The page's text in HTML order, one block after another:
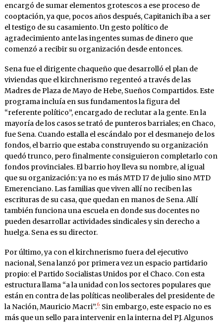
encargó de sumar elementos grotescos a ese proceso de
cooptación, ya que, pocos años después, Capitanich iba a ser
el testigo de su casamiento. Un gesto político de
agradecimiento ante las ingentes sumas de dinero que
comenzó a recibir su organización desde entonces.
Sena fue el dirigente chaqueño que desarrolló el plan de
viviendas que el kirchnerismo regenteó a través de las
Madres de Plaza de Mayo de Hebe, Sueños Compartidos. Este
programa incluía en sus fundamentos la figura del
“referente político”, encargado de reclutar a la gente. En la
mayoría de los casos se trató de punteros barriales; en Chaco,
fue Sena. Cuando estalla el escándalo por el desmanejo de los
fondos, el barrio que estaba construyendo su organización
quedó trunco, pero finalmente consiguieron completarlo con
fondos provinciales. El barrio hoy lleva su nombre, al igual
que su organización: ya no es más MTD 17 de julio sino MTD
Emerenciano. Las familias que viven allí no reciben las
escrituras de su casa, que quedan en manos de Sena. Allí
también funciona una escuela en donde sus docentes no
pueden desarrollar actividades sindicales y sin derecho a
huelga. Sena es su director.
Por último, ya con el kirchnerismo fuera del ejecutivo
nacional, Sena lanzó por primera vez un espacio partidario
propio: el Partido Socialistas Unidos por el Chaco. Con esta
estructura llama “a la unidad con los sectores populares que
están en contra de las políticas neoliberales del presidente de
la Nación, Mauricio Macri”.6Sin embargo, este espacio no es
más que un sello para intervenir en la interna del PJ. Algunos